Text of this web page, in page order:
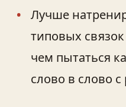
Лучше
типовых
чем пытаться
слово в слово с